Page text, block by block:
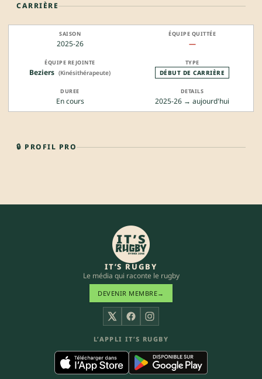
CARRIÈRE
2025-26 —
Beziers (Kinésithérapeute) DÉBUT DE CARRIÈRE
En cours 2025-26 → aujourd'hui
🔒 PROFIL PRO
IT’S RUGBY
Le média qui raconte le rugby
DEVENIR MEMBRE→
X FacebookInstagram
L’APPLI IT’S RUGBY